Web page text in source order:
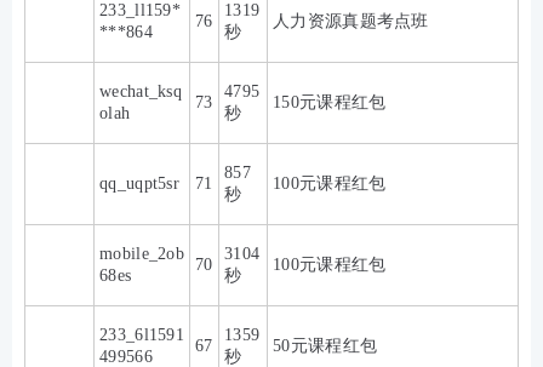
233_ll159*
***864
76
1319
秒
人力资源真题考点班
wechat_ksq
olah
73
4795
秒
150元课程红包
qq_uqpt5sr 71
857
秒
100元课程红包
mobile_2ob
68es
70
3104
秒
100元课程红包
233_6l1591
499566
67
1359
秒
50元课程红包